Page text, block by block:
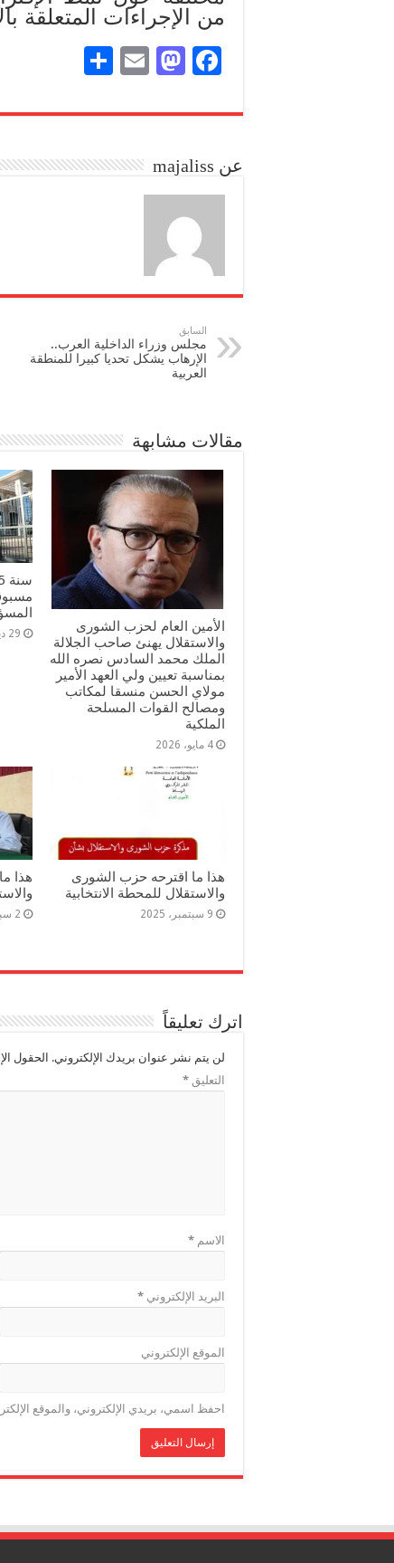
من الإجراءات المتعلقة
Fa
bo
M
to
n
E
ail
re
عن majaliss
السابق
مجلس وزراء الداخلية العرب..
الإرهاب يشكل تحديا كبيرا للمنطقة
العربية
مقالات مشابهة
الأمين العام لحزب الشورى
والاستقلال يهنئ صاحب الجلالة
الملك محمد السادس نصره الله
بمناسبة تعيين ولي العهد الأمير
مولاي الحسن منسقا لمكاتب
ومصالح القوات المسلحة
الملكية
4 مايو، 2026
29 ديسمبر، 2025
هذا ما اقترحه حزب الشورى
والاستقلال للمحطة الانتخابية
9 سبتمبر، 2025
هذا
2 سبتمبر، 2025
اترك تعليقاً
لن يتم نشر عنوان بريدك الإلكتروني. الحقول
التعليق *
الاسم *
البريد الإلكتروني *
الموقع الإلكتروني
احفظ اسمي، بريدي الإلكتروني، والموقع